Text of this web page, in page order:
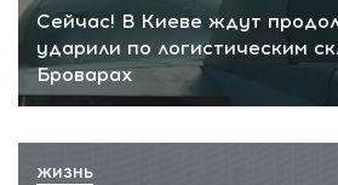
Сейчас! В Киеве ждут
ударили по логистическим
Броварах
ЖИЗНЬ